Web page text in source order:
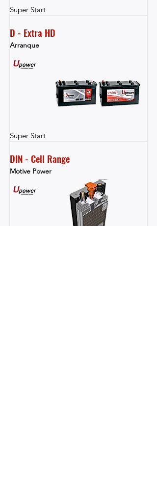
Super Start
D - Extra HD
Arranque
Super Start
DIN - Cell Range
Motive Power